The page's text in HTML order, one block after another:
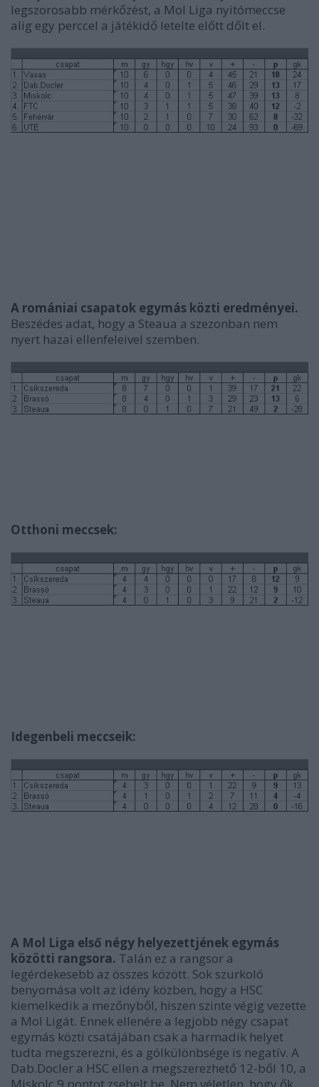
legszorosabb mérkőzést, a Mol Liga nyitómeccse
alig egy perccel a játékidő letelte előtt dőlt el.
A romániai csapatok egymás közti eredményei.
Beszédes adat, hogy a Steaua a szezonban nem
nyert hazai ellenfeleivel szemben.
Otthoni meccsek:
Idegenbeli meccseik:
A Mol Liga első négy helyezettjének egymás
közötti rangsora. Talán ez a rangsor a
legérdekesebb az összes között. Sok szurkoló
benyomása volt az idény közben, hogy a HSC
kiemelkedik a mezőnyből, hiszen szinte végig vezette
a Mol Ligát. Ennek ellenére a legjobb négy csapat
egymás közti csatájában csak a harmadik helyet
tudta megszerezni, és a gólkülönbsége is negatív. A
Dab.Docler a HSC ellen a megszerezhető 12-ből 10, a